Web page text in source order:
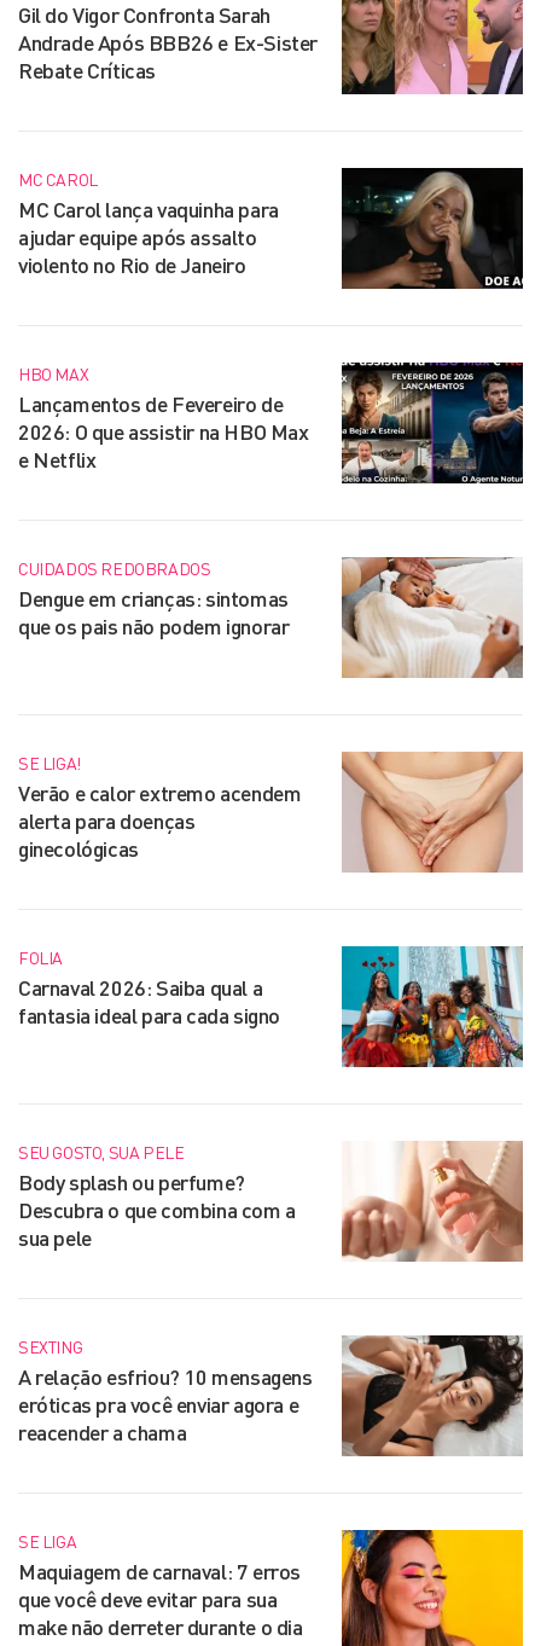
Gil do Vigor Confronta Sarah
Andrade Após BBB26 e Ex-Sister
Rebate Críticas
MC CAROL
MC Carol lança vaquinha para
ajudar equipe após assalto
violento no Rio de Janeiro
HBO MAX
Lançamentos de Fevereiro de
2026: O que assistir na HBO Max
e Netflix
CUIDADOS REDOBRADOS
Dengue em crianças: sintomas
que os pais não podem ignorar
SE LIGA!
Verão e calor extremo acendem
alerta para doenças
ginecológicas
FOLIA
Carnaval 2026: Saiba qual a
fantasia ideal para cada signo
SEU GOSTO, SUA PELE
Body splash ou perfume?
Descubra o que combina com a
sua pele
SEXTING
A relação esfriou? 10 mensagens
eróticas pra você enviar agora e
reacender a chama
SE LIGA
Maquiagem de carnaval: 7 erros
que você deve evitar para sua
make não derreter durante o dia